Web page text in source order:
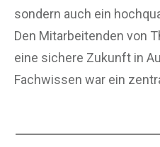
sondern auch ein
Den Mitarbeitenden von
eine sichere Zukunft in
Fachwissen war ein